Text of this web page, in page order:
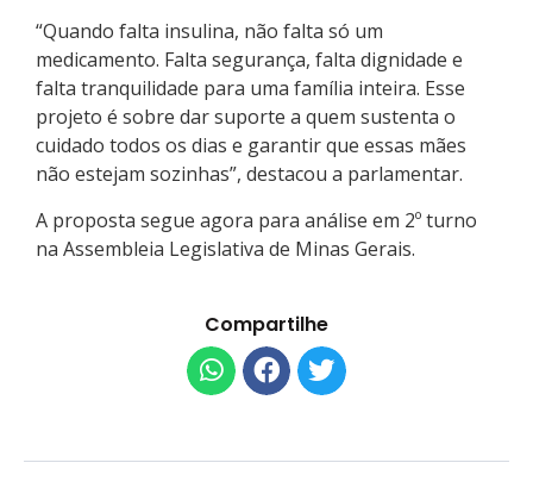
“Quando falta insulina, não falta só um
medicamento. Falta segurança, falta dignidade e
falta tranquilidade para uma família inteira. Esse
projeto é sobre dar suporte a quem sustenta o
cuidado todos os dias e garantir que essas mães
não estejam sozinhas”, destacou a parlamentar.
A proposta segue agora para análise em 2º turno
na Assembleia Legislativa de Minas Gerais.
Compartilhe